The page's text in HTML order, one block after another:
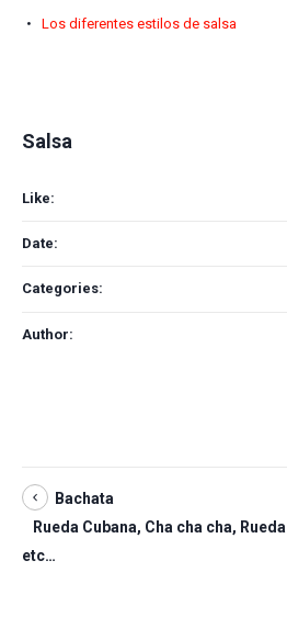
Los diferentes estilos de salsa
Salsa
Like:
Date:
Categories:
Author:
Bachata
Rueda Cubana, Cha cha cha,
etc…